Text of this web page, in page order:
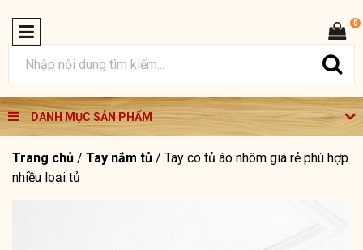
0
DANH MỤC SẢN PHẨM
Trang chủ / Tay nắm tủ / Tay co tủ áo nhôm giá rẻ phù hợp
nhiều loại tủ